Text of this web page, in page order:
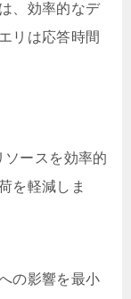
、効率的なデ
リは応答時間
ースを効率的
を軽減しま
の影響を最小